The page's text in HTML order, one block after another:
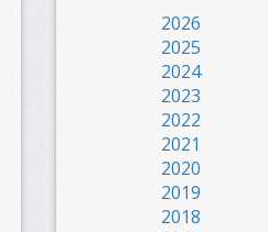
2026
2025
2024
2023
2022
2021
2020
2019
2018